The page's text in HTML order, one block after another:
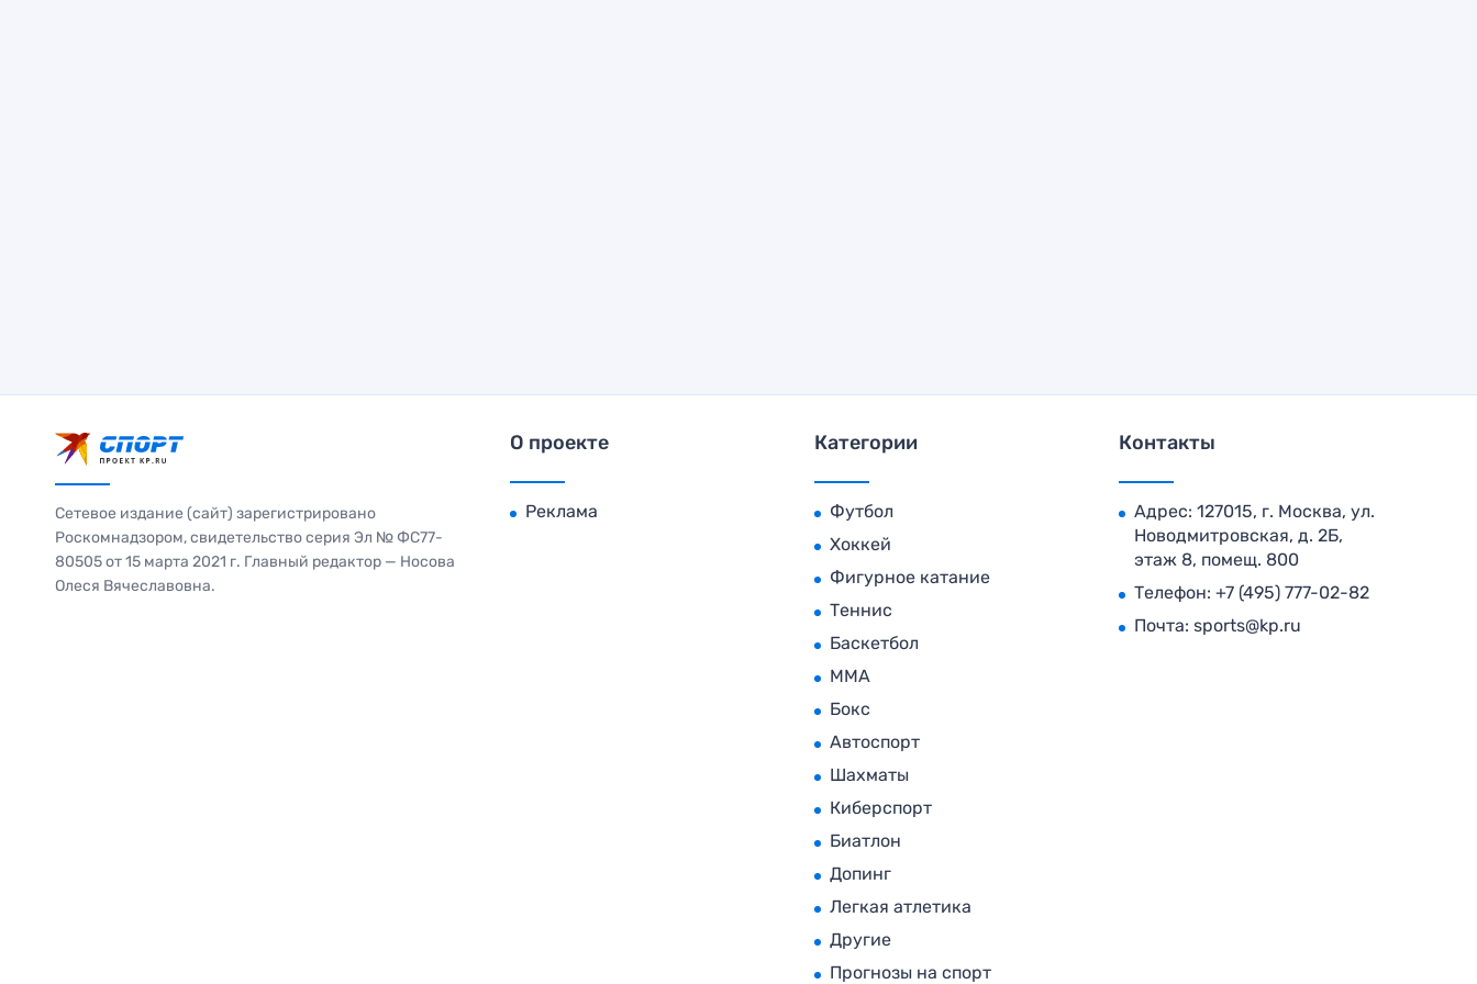
Сетевое издание (сайт) зарегистрировано
Роскомнадзором, свидетельство серия Эл № ФС77-
80505 от 15 марта 2021 г. Главный редактор — Носова
Олеся Вячеславовна.
О проекте
Реклама
Категории
Футбол
Хоккей
Фигурное катание
Теннис
Баскетбол
MMA
Бокс
Автоспорт
Шахматы
Киберспорт
Биатлон
Допинг
Легкая атлетика
Другие
Прогнозы на спорт
Контакты
Адрес: 127015, г. Москва, ул.
Новодмитровская, д. 2Б,
этаж 8, помещ. 800
Телефон: +7 (495) 777-02-82
Почта: sports@kp.ru